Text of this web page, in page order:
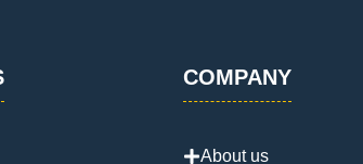
COMPANY
About us